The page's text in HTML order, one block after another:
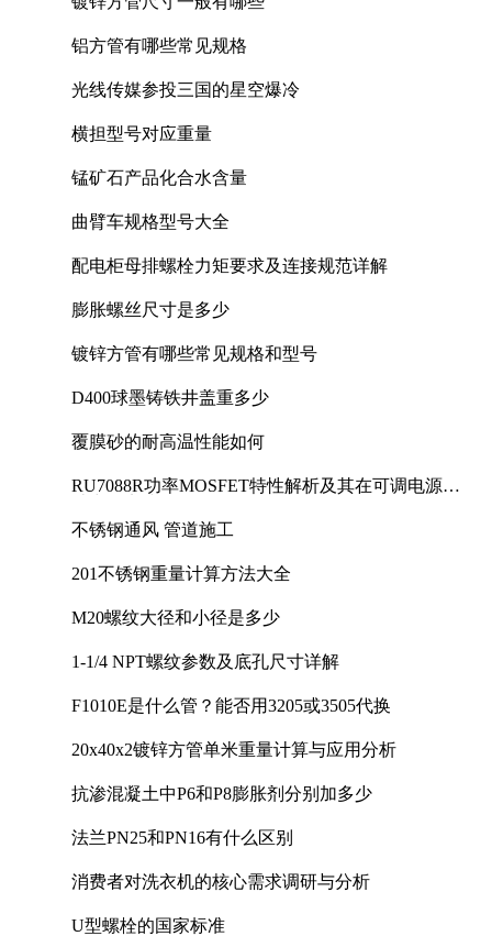
铝方管有哪些常见规格
光线传媒参投三国的星空爆冷
横担型号对应重量
锰矿石产品化合水含量
曲臂车规格型号大全
配电柜母排螺栓力矩要求及连接规范详解
膨胀螺丝尺寸是多少
镀锌方管有哪些常见规格和型号
D400球墨铸铁井盖重多少
覆膜砂的耐高温性能如何
RU7088R功率MOSFET特性解析及其在可调电源设
不锈钢通风 管道施工
201不锈钢重量计算方法大全
M20螺纹大径和小径是多少
1-1/4 NPT螺纹参数及底孔尺寸详解
F1010E是什么管？能否用3205或3505代换
20x40x2镀锌方管单米重量计算与应用分析
抗渗混凝土中P6和P8膨胀剂分别加多少
法兰PN25和PN16有什么区别
消费者对洗衣机的核心需求调研与分析
U型螺栓的国家标准